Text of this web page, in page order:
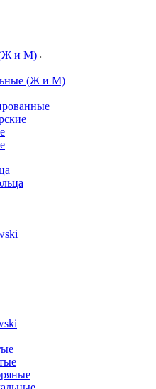
(Ж и М)
(Ж и М)